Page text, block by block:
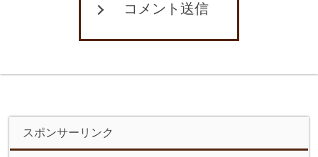
コメント送信
スポンサーリンク